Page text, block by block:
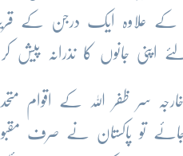
علاوہ ایک درجن کے قریب
جانوں کا نذرانہ پیش
سر ظفر اللہ کے اقوام
جائے تو پاکستان نے صرف